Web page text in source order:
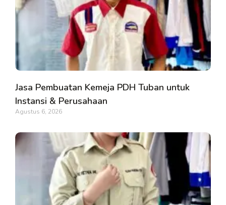
Jasa Pembuatan Kemeja PDH Tuban untuk
Instansi & Perusahaan
Agustus 6, 2026